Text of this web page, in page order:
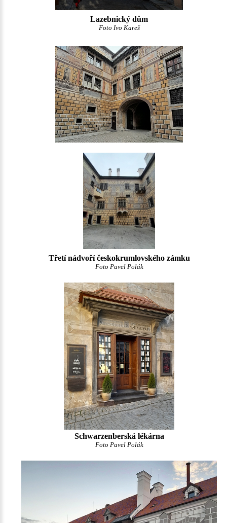
Lazebnický dům
Foto Ivo Kareš
Třetí nádvoří českokrumlovského zámku
Foto Pavel Polák
Schwarzenberská lékárna
Foto Pavel Polák